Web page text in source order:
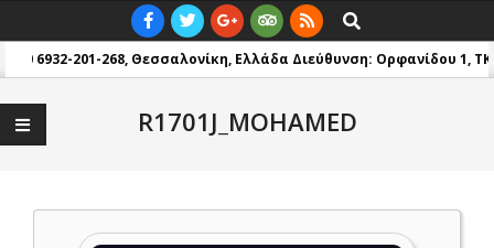
to
content
Navigation
Menu
Search
6932-201-268, Θεσσαλονίκη, ΕλλάδαΔιεύθυνση: Ορφανίδου 1, TK
R1701J_MOHAMED